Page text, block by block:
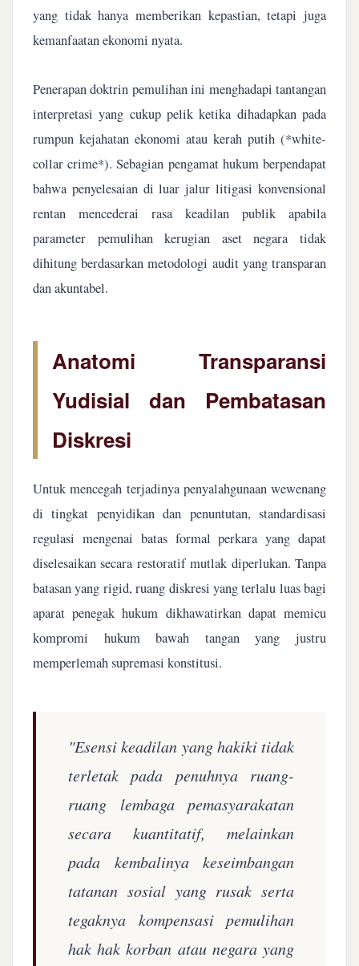
yang tidak hanya memberikan kepastian, tetapi juga
kemanfaatan ekonomi nyata.
Penerapan doktrin pemulihan ini menghadapi tantangan
interpretasi yang cukup pelik ketika dihadapkan pada
rumpun kejahatan ekonomi atau kerah putih (*white-
collar crime*). Sebagian pengamat hukum berpendapat
bahwa penyelesaian di luar jalur litigasi konvensional
rentan mencederai rasa keadilan publik apabila
parameter pemulihan kerugian aset negara tidak
dihitung berdasarkan metodologi audit yang transparan
dan akuntabel.
Anatomi Transparansi
Yudisial dan Pembatasan
Diskresi
Untuk mencegah terjadinya penyalahgunaan wewenang
di tingkat penyidikan dan penuntutan, standardisasi
regulasi mengenai batas formal perkara yang dapat
diselesaikan secara restoratif mutlak diperlukan. Tanpa
batasan yang rigid, ruang diskresi yang terlalu luas bagi
aparat penegak hukum dikhawatirkan dapat memicu
kompromi hukum bawah tangan yang justru
memperlemah supremasi konstitusi.
"Esensi keadilan yang hakiki tidak
terletak pada penuhnya ruang-
ruang lembaga pemasyarakatan
secara kuantitatif, melainkan
pada kembalinya keseimbangan
tatanan sosial yang rusak serta
tegaknya kompensasi pemulihan
hak hak korban atau negara yang